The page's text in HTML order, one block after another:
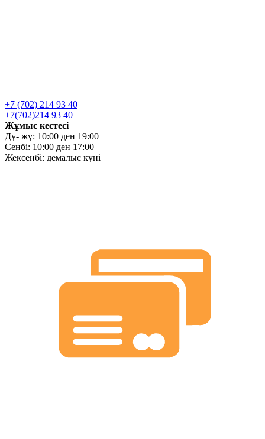
+7 (702) 214 93 40
+7(702)214 93 40
Жұмыс кестесі
Дү- жұ: 10:00 ден 19:00
Сенбі: 10:00 ден 17:00
Жексенбі: демалыс күні